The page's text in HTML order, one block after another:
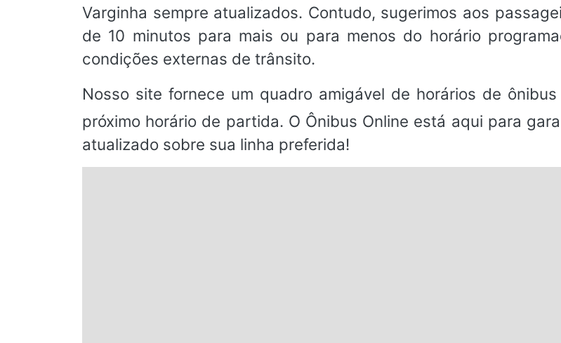
Varginha sempre atualizados. Contudo, sugerimos aos
de 10 minutos para mais ou para menos do horário
condições externas de trânsito.
Nosso site fornece um quadro amigável de horários de
próximo horário de partida. O Ônibus Online está aqui para
atualizado sobre sua linha preferida!